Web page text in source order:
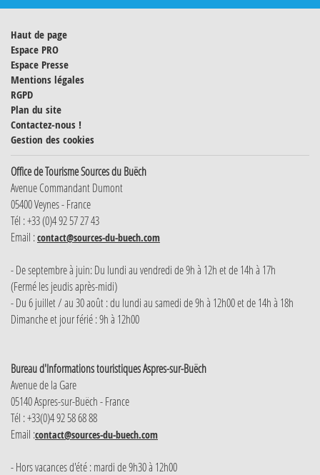
Haut de page
Espace PRO
Espace Presse
Mentions légales
RGPD
Plan du site
Contactez-nous !
Gestion des cookies
Office de Tourisme Sources du Buëch
Avenue Commandant Dumont
05400 Veynes - France
Tél : +33 (0)4 92 57 27 43
Email :contact@sources-du-buech.com
- De septembre à juin: Du lundi au vendredi de 9h à 12h et de 14h à 17h
(Fermé les jeudis après-midi)
- Du 6 juillet / au 30 août : du lundi au samedi de 9h à 12h00 et de 14h à 18h
Dimanche et jour férié : 9h à 12h00
Bureau d'Informations touristiques Aspres-sur-Buëch
Avenue de la Gare
05140 Aspres-sur-Buëch - France
Tél : +33(0)4 92 58 68 88
Email :contact@sources-du-buech.com
- Hors vacances d'été : mardi de 9h30 à 12h00